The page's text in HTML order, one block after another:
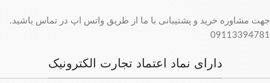
جهت مشاوره خرید و پشتیبانی با ما از طریق واتس اپ در تماس باشید.
09113394781
دارای نماد اعتماد تجارت الکترونیک